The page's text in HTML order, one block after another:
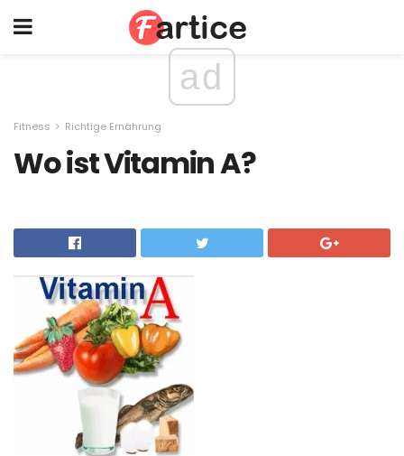
ad
Fitness Richtige Ernährung
Wo ist Vitamin A?